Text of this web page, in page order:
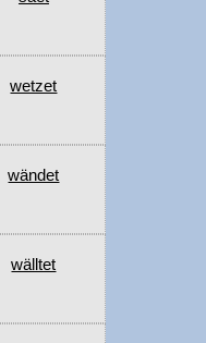
wetzet
wändet
wälltet